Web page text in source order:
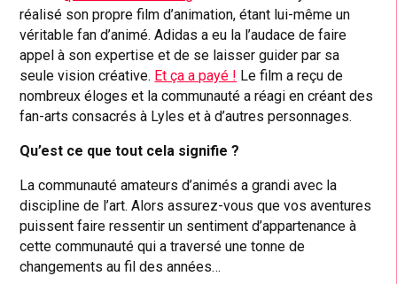
réalisé son propre film d’animation, étant lui-même un
véritable fan d’animé. Adidas a eu la l’audace de faire
appel à son expertise et de se laisser guider par sa
seule vision créative. Et ça a payé ! Le film a reçu de
nombreux éloges et la communauté a réagi en créant des
fan-arts consacrés à Lyles et à d’autres personnages.
Qu’est ce que tout cela signifie ?
La communauté amateurs d’animés a grandi avec la
discipline de l’art. Alors assurez-vous que vos aventures
puissent faire ressentir un sentiment d’appartenance à
cette communauté qui a traversé une tonne de
changements au fil des années…